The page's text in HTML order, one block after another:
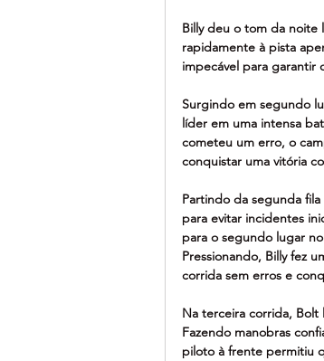
Billy deu o tom da noite
rapidamente à pista
impecável para garantir
Surgindo em segundo
líder em uma intensa
cometeu um erro, o
conquistar uma vitória
Partindo da segunda
para evitar incidentes
para o segundo lugar
Pressionando, Billy fez
corrida sem erros e
Na terceira corrida, Bolt
Fazendo manobras
piloto à frente permitiu